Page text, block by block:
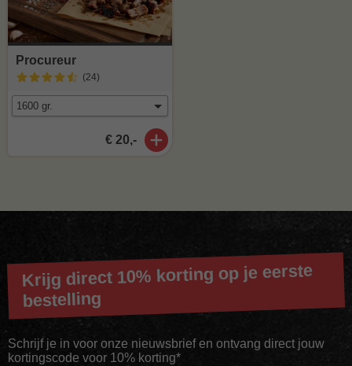
Procureur
(24)
€ 20,-
Krijg direct 10% korting op je eerste
bestelling
Schrijf je in voor onze nieuwsbrief en ontvang direct jouw
kortingscode voor 10% korting*